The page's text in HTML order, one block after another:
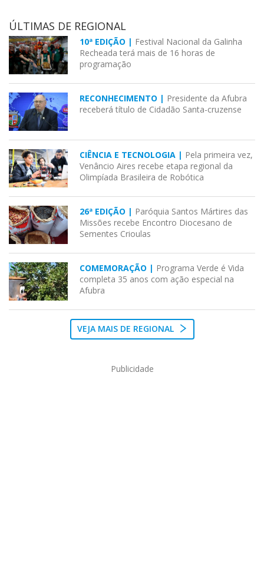
ÚLTIMAS DE REGIONAL
10ª EDIÇÃO | Festival Nacional da Galinha
Recheada terá mais de 16 horas de
programação
RECONHECIMENTO | Presidente da Afubra
receberá título de Cidadão Santa-cruzense
CIÊNCIA E TECNOLOGIA | Pela primeira vez,
Venâncio Aires recebe etapa regional da
Olimpíada Brasileira de Robótica
26ª EDIÇÃO | Paróquia Santos Mártires das
Missões recebe Encontro Diocesano de
Sementes Crioulas
COMEMORAÇÃO | Programa Verde é Vida
completa 35 anos com ação especial na
Afubra
VEJA MAIS DE REGIONAL
Publicidade